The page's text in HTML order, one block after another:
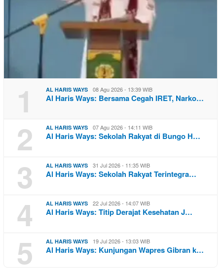
1 AL HARIS WAYS 08 Agu 2026 - 13:39 WIB
Al Haris Ways: Bersama Cegah IRET, Narko…
2 AL HARIS WAYS 07 Agu 2026 - 14:11 WIB
Al Haris Ways: Sekolah Rakyat di Bungo H…
3 AL HARIS WAYS 31 Jul 2026 - 11:35 WIB
Al Haris Ways: Sekolah Rakyat Terintegra…
4 AL HARIS WAYS 22 Jul 2026 - 14:07 WIB
Al Haris Ways: Titip Derajat Kesehatan J…
5 AL HARIS WAYS 19 Jul 2026 - 13:03 WIB
Al Haris Ways: Kunjungan Wapres Gibran k…